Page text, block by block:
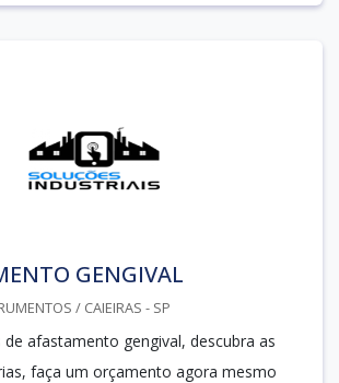
GENGIVAL
/ CAIEIRAS - SP
afastamento gengival, descubra as
faça um orçamento agora mesmo